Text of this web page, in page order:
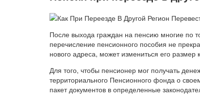
После выхода граждан на пенсию многие по
перечисление пенсионного пособия не
нового адреса, может измениться его
Для того, чтобы пенсионер мог получать
территориального Пенсионного фонда о
пакет документов в определенные